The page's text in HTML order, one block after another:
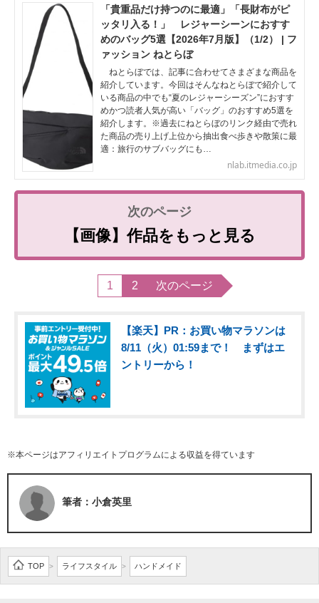
「貴重品だけ持つのに最適」「長財布がピ
ッタリ入る！」 レジャーシーンにおすす
めのバッグ5選【2026年7月版】（1/2） | フ
ァッション ねとらぼ
ねとらぼでは、記事に合わせてさまざまな商品を
紹介しています。今回はそんなねとらぼで紹介して
いる商品の中でも“夏のレジャーシーズン”におすす
めかつ読者人気が高い「バッグ」のおすすめ5選を
紹介します。※過去にねとらぼのリンク経由で売れ
た商品の売り上げ上位から抽出食べ歩きや散策に最
適：旅行のサブバッグにも…
nlab.itmedia.co.jp
【画像】作品をもっと見る
1 2 次のページ
【楽天】PR：お買い物マラソンは
8/11（火）01:59まで！ まずはエ
ントリーから！
※本ページはアフィリエイトプログラムによる収益を得ています
筆者：小倉英里
TOP > ライフスタイル > ハンドメイド